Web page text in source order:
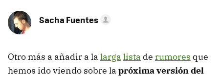
Sacha Fuentes
Otro más a añadir a la larga lista de rumores que
hemos ido viendo sobre la próxima versión del